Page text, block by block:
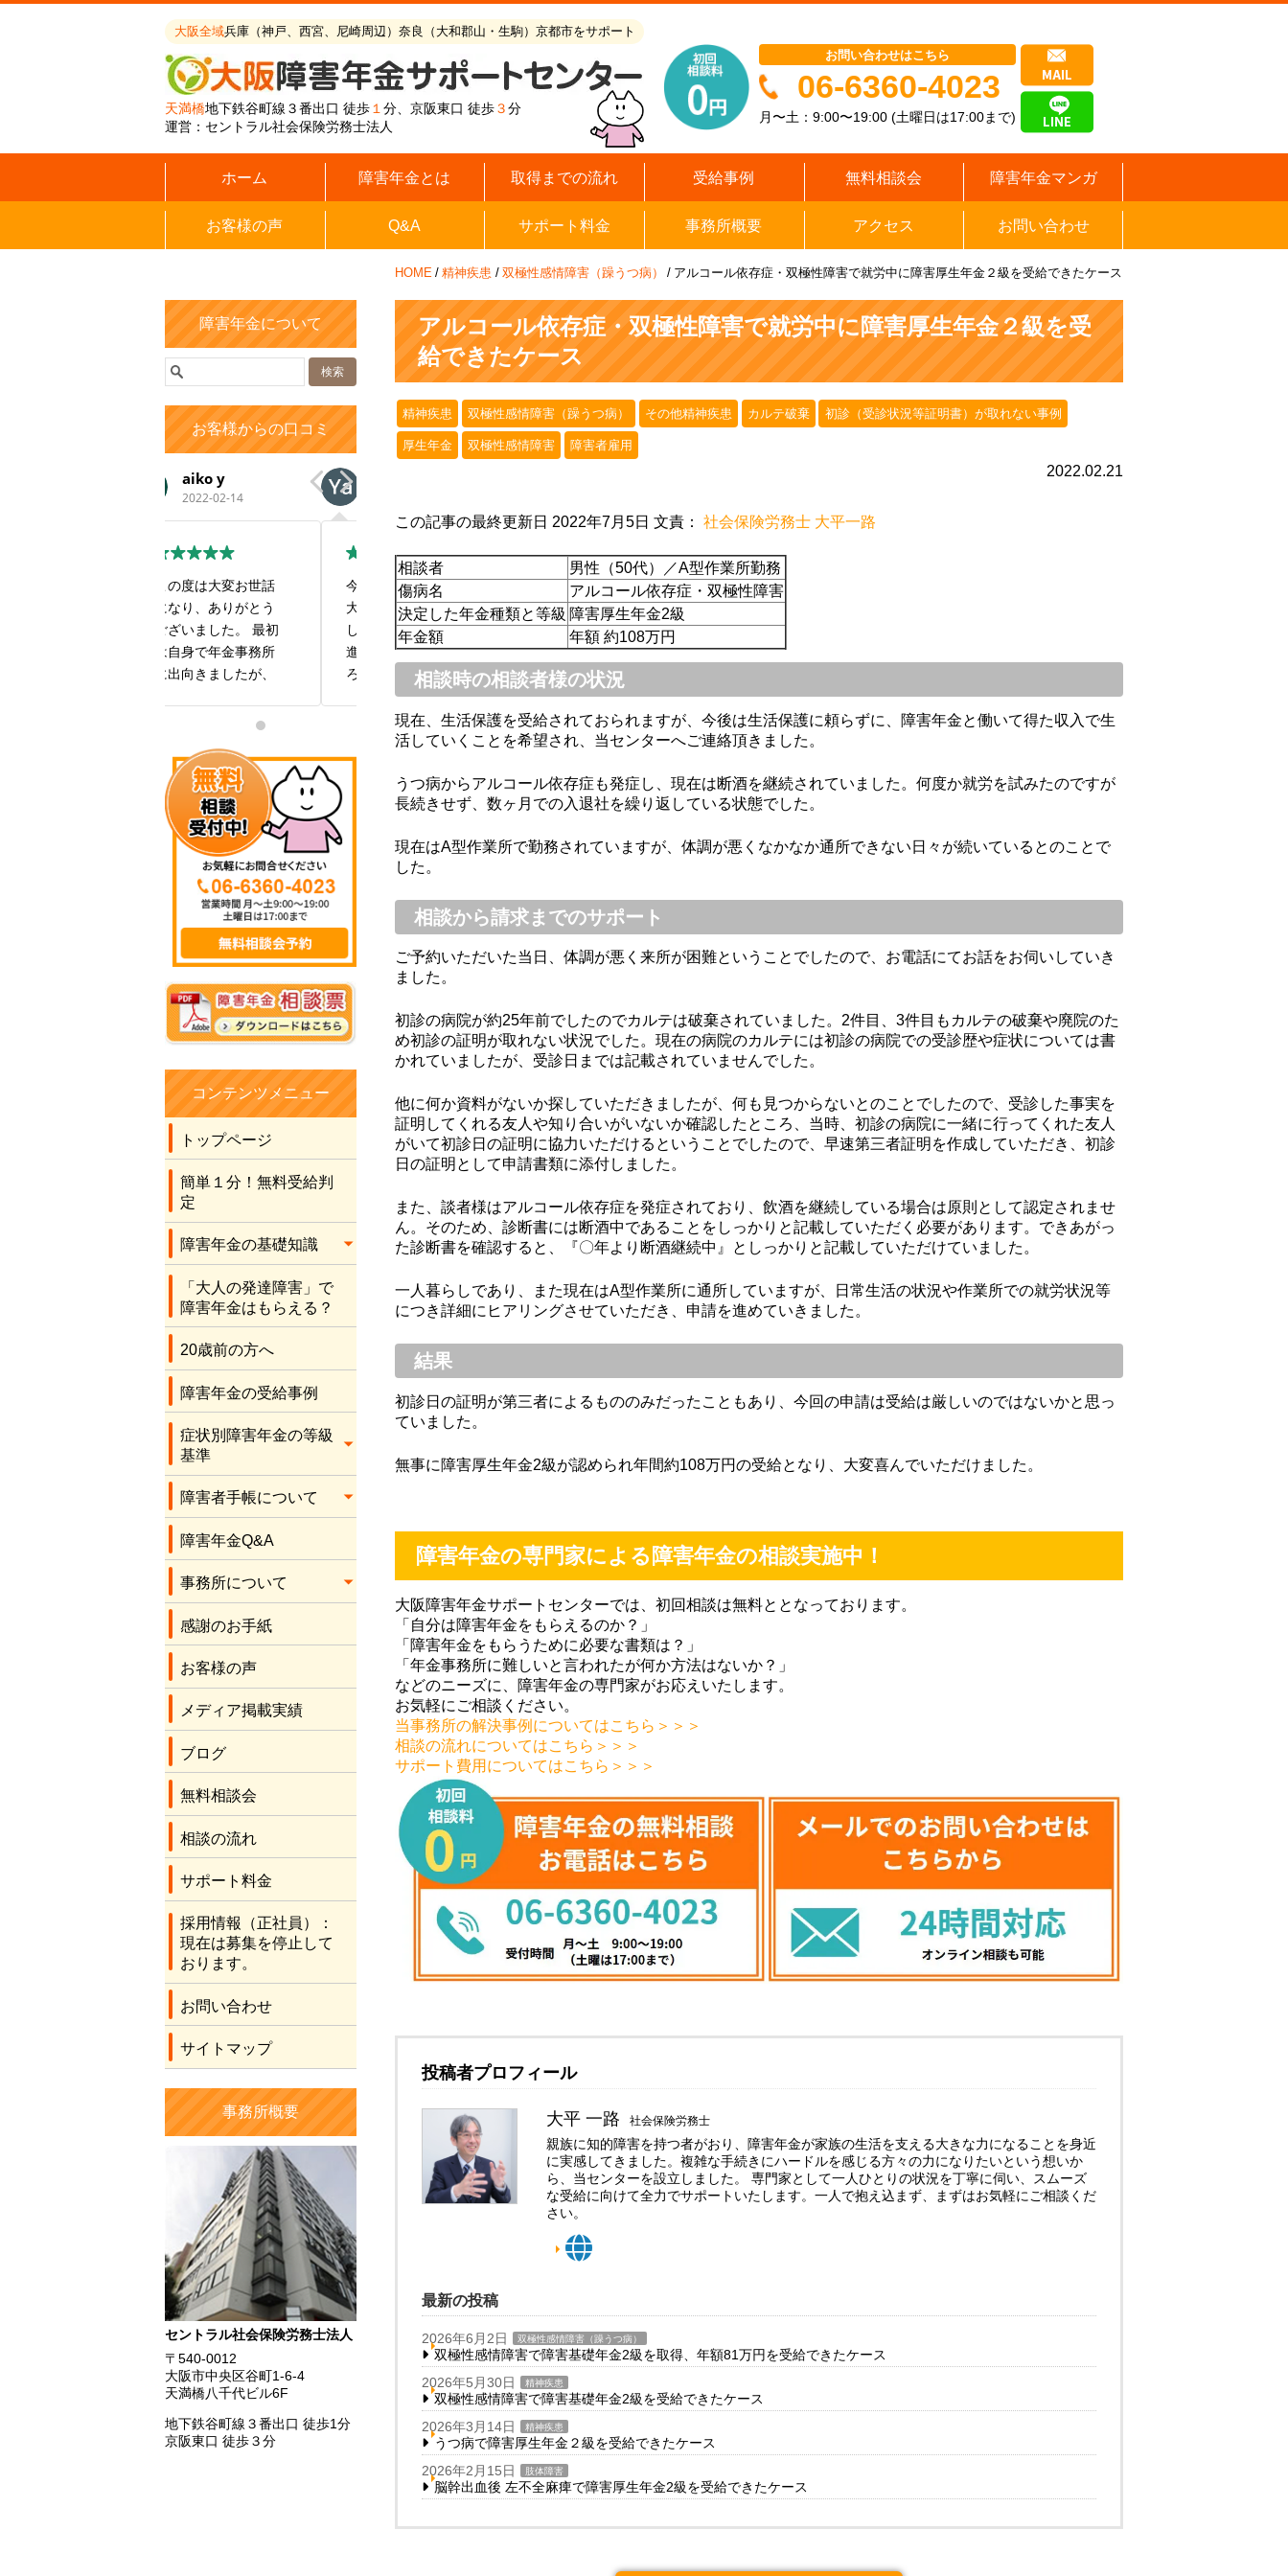
大阪全域兵庫（神戸、西宮、尼崎周辺）奈良（大和郡山・生駒）京都市をサポート
天満橋地下鉄谷町線３番出口 徒歩１分、京阪東口 徒歩３分
運営：セントラル社会保険労務士法人
お問い合わせはこちら
06-6360-4023
月〜土：9:00〜19:00 (土曜日は17:00まで)
ホーム 障害年金とは 取得までの流れ 受給事例 無料相談会 障害年金マンガ
お客様の声 Q&A サポート料金 事務所概要 アクセス お問い合わせ
HOME / 精神疾患 / 双極性感情障害（躁うつ病） / アルコール依存症・双極性障害で就労中に障害厚生年金２級を受給できたケース
障害年金について
お客様からの口コミ
Ya Na
2019-12-16
今回の年金受給では
大変お世話になりま
した。私1人では全然
進まなかったとこ
ろ、スムーズに手続
しております。また
あるかと思いますが
何卒よろしくお願い
致します。本当にあ
りがとうございまし
た。
すごい丁寧で、とて
も良い社労士さんで
す！
初めての障害年金の
申請で少し不安でし
たが、障害年金の種
類や手続きの流れや
必要なもの等を丁寧
に説明してもらい安
心して、また、個人
的に時間の都合が合
してくださり、先生
には大変感謝してま
いました。
無料相談から親切に
サポートしていただ
き、障害年金の支給
が受けられるように
感謝しております。
もっと早く相談して
いればよかったと思
時もよろしくお願い
します。
コンテンツメニュー
トップページ
簡単１分！無料受給判
定
障害年金の基礎知識
「大人の発達障害」で
障害年金はもらえる？
20歳前の方へ
障害年金の受給事例
症状別障害年金の等級
基準
障害者手帳について
障害年金Q&A
事務所について
感謝のお手紙
お客様の声
メディア掲載実績
ブログ
無料相談会
相談の流れ
サポート料金
採用情報（正社員）：
現在は募集を停止して
おります。
お問い合わせ
サイトマップ
事務所概要
セントラル社会保険労務士法人
〒540-0012
大阪市中央区谷町1-6-4
天満橋八千代ビル6F
地下鉄谷町線３番出口 徒歩1分
京阪東口 徒歩３分
アルコール依存症・双極性障害で就労中に障害厚生年金２級を受
給できたケース
精神疾患 双極性感情障害（躁うつ病） その他精神疾患 カルテ破棄 初診（受診状況等証明書）が取れない事例
厚生年金 双極性感情障害 障害者雇用
2022.02.21
この記事の最終更新日 2022年7月5日 文責： 社会保険労務士 大平一路
相談者
男性（50代）／A型作業所勤務
傷病名
アルコール依存症・双極性障害
決定した年金種類と等級 障害厚生年金2級
年金額
年額 約108万円
相談時の相談者様の状況
現在、生活保護を受給されておられますが、今後は生活保護に頼らずに、障害年金と働いて得た収入で生
活していくことを希望され、当センターへご連絡頂きました。
うつ病からアルコール依存症も発症し、現在は断酒を継続されていました。何度か就労を試みたのですが
長続きせず、数ヶ月での入退社を繰り返している状態でした。
現在はA型作業所で勤務されていますが、体調が悪くなかなか通所できない日々が続いているとのことで
した。
相談から請求までのサポート
ご予約いただいた当日、体調が悪く来所が困難ということでしたので、お電話にてお話をお伺いしていき
ました。
初診の病院が約25年前でしたのでカルテは破棄されていました。2件目、3件目もカルテの破棄や廃院のた
め初診の証明が取れない状況でした。現在の病院のカルテには初診の病院での受診歴や症状については書
かれていましたが、受診日までは記載されていませんでした。
他に何か資料がないか探していただきましたが、何も見つからないとのことでしたので、受診した事実を
証明してくれる友人や知り合いがいないか確認したところ、当時、初診の病院に一緒に行ってくれた友人
がいて初診日の証明に協力いただけるということでしたので、早速第三者証明を作成していただき、初診
日の証明として申請書類に添付しました。
また、談者様はアルコール依存症を発症されており、飲酒を継続している場合は原則として認定されませ
ん。そのため、診断書には断酒中であることをしっかりと記載していただく必要があります。できあがっ
た診断書を確認すると、『〇年より断酒継続中』としっかりと記載していただけていました。
一人暮らしであり、また現在はA型作業所に通所していますが、日常生活の状況や作業所での就労状況等
につき詳細にヒアリングさせていただき、申請を進めていきました。
結果
初診日の証明が第三者によるもののみだったこともあり、今回の申請は受給は厳しいのではないかと思っ
ていました。
無事に障害厚生年金2級が認められ年間約108万円の受給となり、大変喜んでいただけました。
障害年金の専門家による障害年金の相談実施中！
大阪障害年金サポートセンターでは、初回相談は無料ととなっております。
「自分は障害年金をもらえるのか？」
「障害年金をもらうために必要な書類は？」
「年金事務所に難しいと言われたが何か方法はないか？」
などのニーズに、障害年金の専門家がお応えいたします。
お気軽にご相談ください。
当事務所の解決事例についてはこちら＞＞＞
相談の流れについてはこちら＞＞＞
サポート費用についてはこちら＞＞＞
投稿者プロフィール
大平 一路 社会保険労務士
親族に知的障害を持つ者がおり、障害年金が家族の生活を支える大きな力になることを身近
に実感してきました。複雑な手続きにハードルを感じる方々の力になりたいという想いか
ら、当センターを設立しました。 専門家として一人ひとりの状況を丁寧に伺い、スムーズ
な受給に向けて全力でサポートいたします。一人で抱え込まず、まずはお気軽にご相談くだ
さい。
最新の投稿
2026年6月2日 双極性感情障害（躁うつ病）
双極性感情障害で障害基礎年金2級を取得、年額81万円を受給できたケース
2026年5月30日
精神疾患
双極性感情障害で障害基礎年金2級を受給できたケース
2026年3月14日
精神疾患
うつ病で障害厚生年金２級を受給できたケース
2026年2月15日
肢体障害
脳幹出血後 左不全麻痺で障害厚生年金2級を受給できたケース